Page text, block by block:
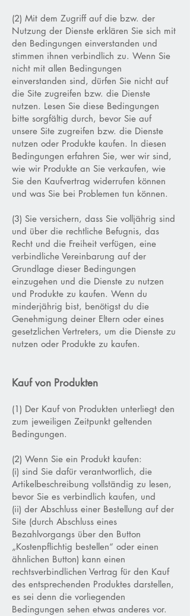
(2) Mit dem Zugriff auf die bzw. der
Nutzung der Dienste erklären Sie sich mit
den Bedingungen einverstanden und
stimmen ihnen verbindlich zu. Wenn Sie
nicht mit allen Bedingungen
einverstanden sind, dürfen Sie nicht auf
die Site zugreifen bzw. die Dienste
nutzen. Lesen Sie diese Bedingungen
bitte sorgfältig durch, bevor Sie auf
unsere Site zugreifen bzw. die Dienste
nutzen oder Produkte kaufen. In diesen
Bedingungen erfahren Sie, wer wir sind,
wie wir Produkte an Sie verkaufen, wie
Sie den Kaufvertrag widerrufen können
und was Sie bei Problemen tun können.
(3) Sie versichern, dass Sie volljährig sind
und über die rechtliche Befugnis, das
Recht und die Freiheit verfügen, eine
verbindliche Vereinbarung auf der
Grundlage dieser Bedingungen
einzugehen und die Dienste zu nutzen
und Produkte zu kaufen. Wenn du
minderjährig bist, benötigst du die
Genehmigung deiner Eltern oder eines
gesetzlichen Vertreters, um die Dienste zu
nutzen oder Produkte zu kaufen.
Kauf von Produkten
(1) Der Kauf von Produkten unterliegt den
zum jeweiligen Zeitpunkt geltenden
Bedingungen.
(2) Wenn Sie ein Produkt kaufen:
(i) sind Sie dafür verantwortlich, die
Artikelbeschreibung vollständig zu lesen,
bevor Sie es verbindlich kaufen, und
(ii) der Abschluss einer Bestellung auf der
Site (durch Abschluss eines
Bezahlvorgangs über den Button
„Kostenpflichtig bestellen“ oder einen
ähnlichen Button) kann einen
rechtsverbindlichen Vertrag für den Kauf
des entsprechenden Produktes darstellen,
es sei denn die vorliegenden
Bedingungen sehen etwas anderes vor.